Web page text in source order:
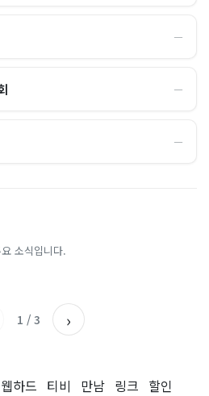
―
―
―
소식입니다.라 출렁이는 日증시
아시아경제
실체, 은밀하게…[중국나라]
1 / 3 ›
웹하드 티비 만남 링크 할인